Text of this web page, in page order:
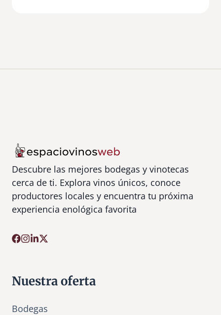
Descubre las mejores bodegas y vinotecas
cerca de ti. Explora vinos únicos, conoce
productores locales y encuentra tu próxima
experiencia enológica favorita
Nuestra oferta
Bodegas